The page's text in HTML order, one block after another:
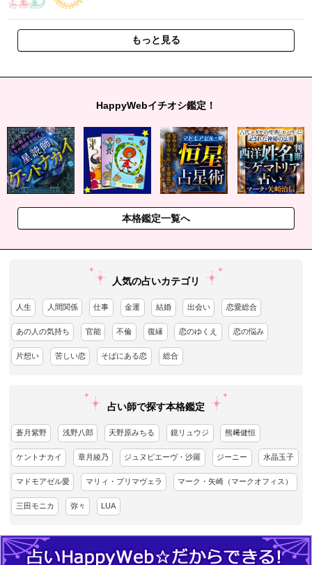
もっと見る
HappyWebイチオシ鑑定！
本格鑑定一覧へ
人気の占いカテゴリ
人生 人間関係 仕事 金運 結婚 出会い 恋愛総合
あの人の気持ち 官能 不倫 復縁 恋のゆくえ 恋の悩み
片想い 苦しい恋 そばにある恋 総合
占い師で探す本格鑑定
蒼月紫野 浅野八郎 天野原みちる 鏡リュウジ 熊﨑健恒
ケントナカイ 章月綾乃 ジュヌビエーヴ・沙羅 ジーニー 水晶玉子
マドモアゼル愛 マリィ・プリマヴェラ マーク・矢崎（マークオフィス）
三田モニカ 弥々 LUA